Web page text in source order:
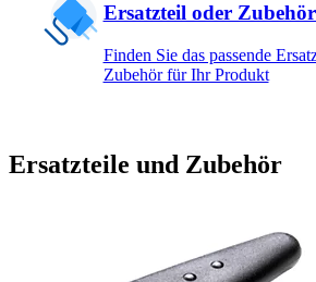
Ersatzteil oder
Finden Sie das passende
Zubehör für Ihr Produkt
Ersatzteile und Zubehör